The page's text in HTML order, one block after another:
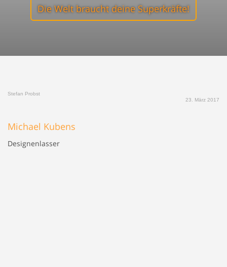
Die Welt braucht deine Superkräfte!
Stefan Probst
23. März 2017
Michael Kubens
Designenlasser